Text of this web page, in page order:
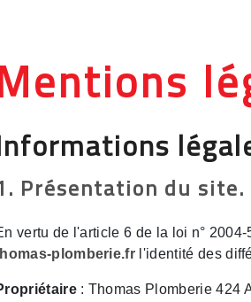
Présentation du site.
vertu de l'article 6 de la loi n°
plomberie.fr l'identité des
: Thomas Plomberie 424